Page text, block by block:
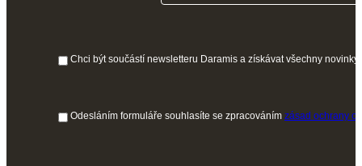
Chci být součástí newsletteru Daramis a získávat všechny
Odesláním formuláře souhlasíte se zpracováním zásad ochrany